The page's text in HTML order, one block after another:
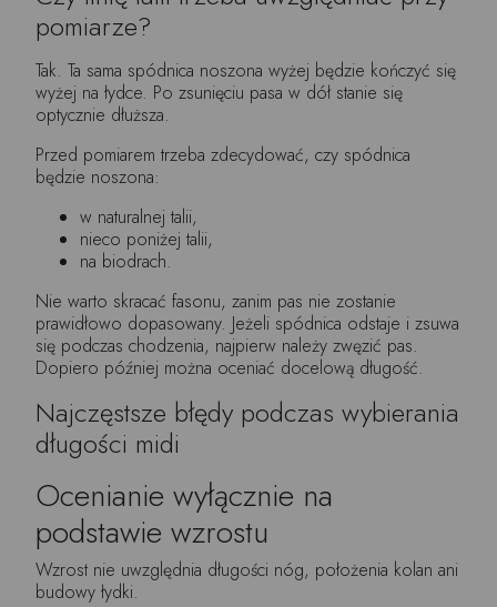
pomiarze?
Tak. Ta sama spódnica noszona wyżej będzie kończyć się
wyżej na łydce. Po zsunięciu pasa w dół stanie się
optycznie dłuższa.
Przed pomiarem trzeba zdecydować, czy spódnica
będzie noszona:
w naturalnej talii,
nieco poniżej talii,
na biodrach.
Nie warto skracać fasonu, zanim pas nie zostanie
prawidłowo dopasowany. Jeżeli spódnica odstaje i zsuwa
się podczas chodzenia, najpierw należy zwęzić pas.
Dopiero później można oceniać docelową długość.
Najczęstsze błędy podczas wybierania
długości midi
Ocenianie wyłącznie na
podstawie wzrostu
Wzrost nie uwzględnia długości nóg, położenia kolan ani
budowy łydki.